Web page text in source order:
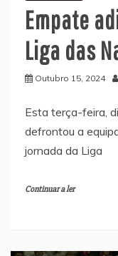
Empate
Liga das
Outubro 15, 2024
Esta terça-feira,
defrontou a
jornada da Liga
Continuar a ler